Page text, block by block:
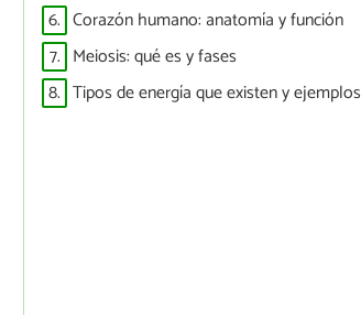
6. Corazón humano: anatomía y función
7. Meiosis: qué es y fases
8. Tipos de energía que existen y ejemplos